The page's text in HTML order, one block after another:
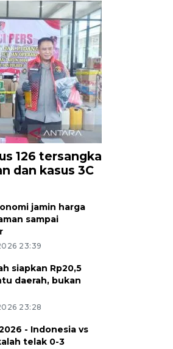
126 tersangka
dan kasus 3C
jamin harga
sampai
23:39
siapkan Rp20,5
daerah, bukan
23:28
- Indonesia vs
telak 0-3